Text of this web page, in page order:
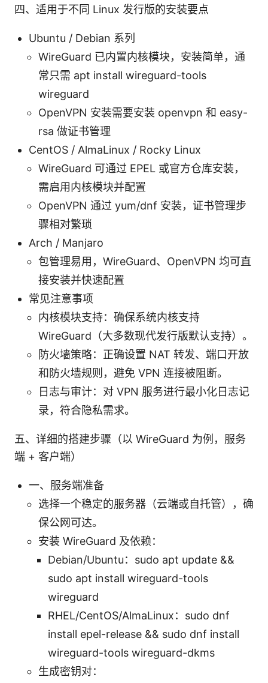
四、适用于不同 Linux 发行版的安装要点
Ubuntu / Debian 系列
WireGuard 已内置内核模块，安装简单，通
常只需 apt install wireguard-tools
wireguard
OpenVPN 安装需要安装 openvpn 和 easy-
rsa 做证书管理
CentOS / AlmaLinux / Rocky Linux
WireGuard 可通过 EPEL 或官方仓库安装，
需启用内核模块并配置
OpenVPN 通过 yum/dnf 安装，证书管理步
骤相对繁琐
Arch / Manjaro
包管理易用，WireGuard、OpenVPN 均可直
接安装并快速配置
常见注意事项
内核模块支持：确保系统内核支持
WireGuard（大多数现代发行版默认支持）。
防火墙策略：正确设置 NAT 转发、端口开放
和防火墙规则，避免 VPN 连接被阻断。
日志与审计：对 VPN 服务进行最小化日志记
录，符合隐私需求。
五、详细的搭建步骤（以 WireGuard 为例，服务
端 + 客户端）
一、服务端准备
选择一个稳定的服务器（云端或自托管），确
保公网可达。
安装 WireGuard 及依赖：
Debian/Ubuntu：sudo apt update &&
sudo apt install wireguard-tools
wireguard
RHEL/CentOS/AlmaLinux：sudo dnf
install epel-release && sudo dnf install
wireguard-tools wireguard-dkms
生成密钥对：